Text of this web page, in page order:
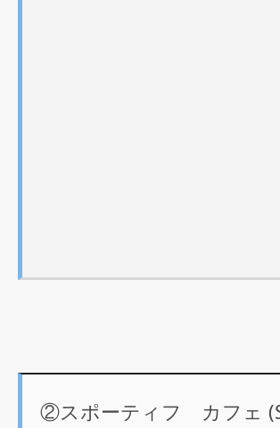
②スポーティフ カフェ